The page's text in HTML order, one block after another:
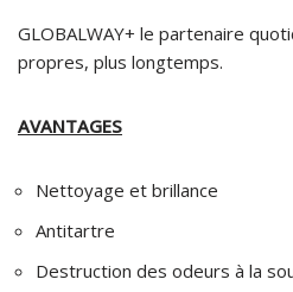
GLOBALWAY+ le partenaire
propres, plus longtemps.
AVANTAGES
Nettoyage et brillance
Antitartre
Destruction des odeurs à la